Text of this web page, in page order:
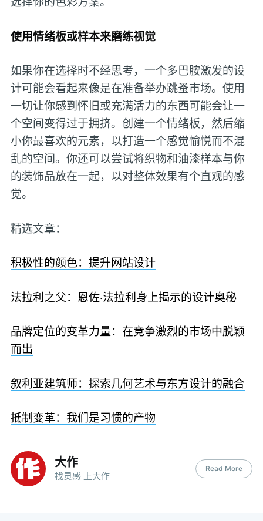
使用情绪板或样本来磨练视觉
如果你在选择时不经思考，一个多巴胺激发的设
计可能会看起来像是在准备举办跳蚤市场。使用
一切让你感到怀旧或充满活力的东西可能会让一
个空间变得过于拥挤。创建一个情绪板，然后缩
小你最喜欢的元素，以打造一个感觉愉悦而不混
乱的空间。你还可以尝试将织物和油漆样本与你
的装饰品放在一起，以对整体效果有个直观的感
觉。
精选文章：
积极性的颜色：提升网站设计
法拉利之父：恩佐·法拉利身上揭示的设计奥秘
品牌定位的变革力量：在竞争激烈的市场中脱颖
而出
叙利亚建筑师：探索几何艺术与东方设计的融合
抵制变革：我们是习惯的产物
大作
找灵感 上大作
Read More